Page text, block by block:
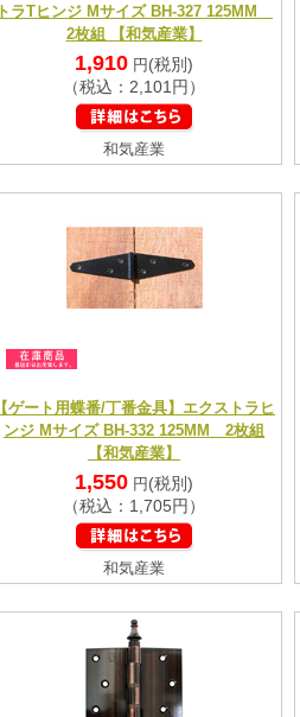
トラTヒンジ Mサイズ BH-327 125MM
2枚組 【和気産業】
1,910 円 (税別)
（税込：2,101円）
和気産業
【ゲート用蝶番/丁番金具】エクストラヒ
ンジ Mサイズ BH-332 125MM 2枚組
【和気産業】
1,550 円 (税別)
（税込：1,705円）
和気産業